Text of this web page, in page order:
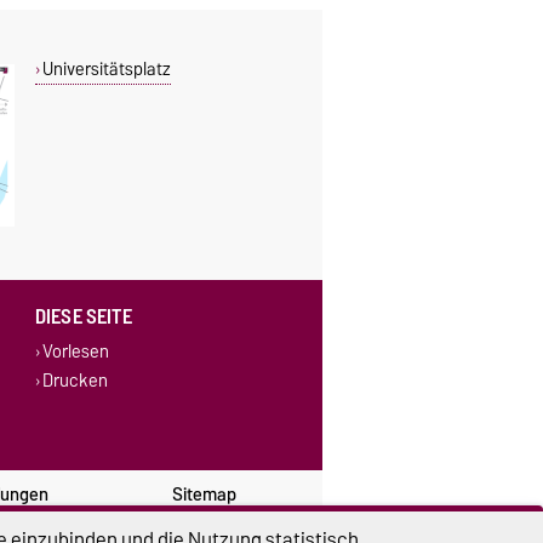
Universitätsplatz
DIESE SEITE
Vorlesen
Drucken
Sitemap